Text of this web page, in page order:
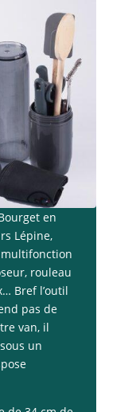
en
Lépine,
multifonction
rouleau
Bref l’outil
pas de
van, il
un